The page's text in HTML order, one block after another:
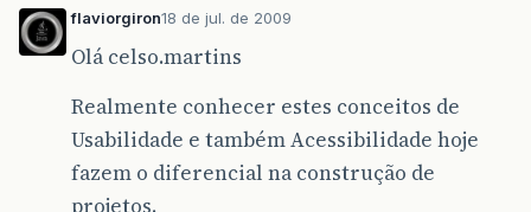
flaviorgiron18 de jul. de 2009
Olá celso.martins
Realmente conhecer estes conceitos de
Usabilidade e também Acessibilidade hoje
fazem o diferencial na construção de